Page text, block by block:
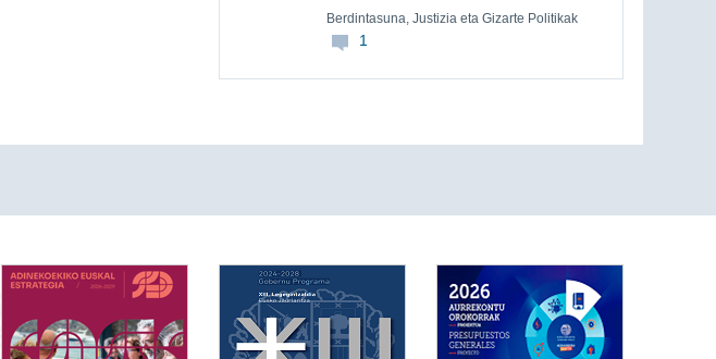
Berdintasuna, Justizia eta Gizarte Politikak
1